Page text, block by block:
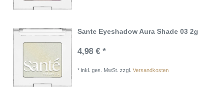
Sante Eyeshadow Aura Shade 03 2g
4,98 € *
*inkl. ges. MwSt. zzgl.Versandkosten